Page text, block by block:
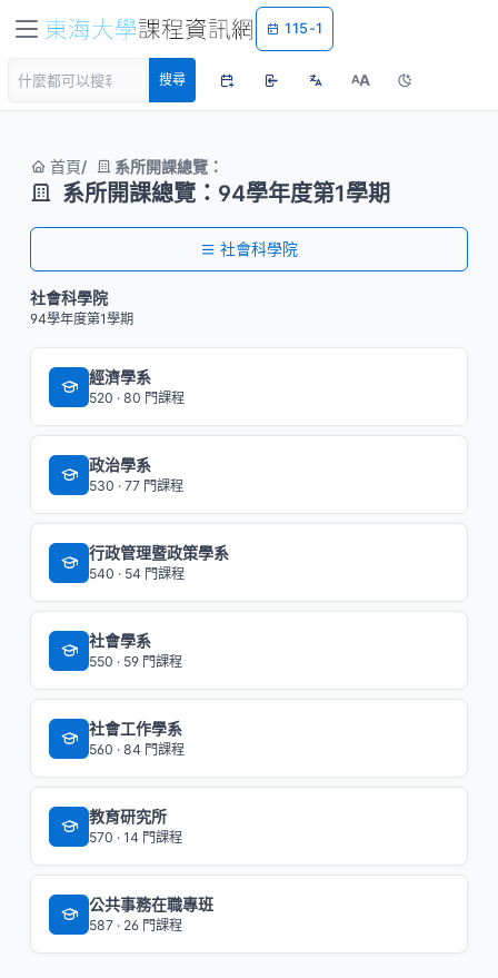
115-1
搜尋 AA
首頁 系所開課總覽：
系所開課總覽：94學年度第1學期
社會科學院
社會科學院
94學年度第1學期
經濟學系
520 · 80 門課程
政治學系
530 · 77 門課程
行政管理暨政策學系
540 · 54 門課程
社會學系
550 · 59 門課程
社會工作學系
560 · 84 門課程
教育研究所
570 · 14 門課程
公共事務在職專班
587 · 26 門課程